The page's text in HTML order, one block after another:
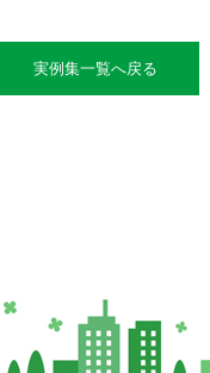
実例集一覧へ戻る